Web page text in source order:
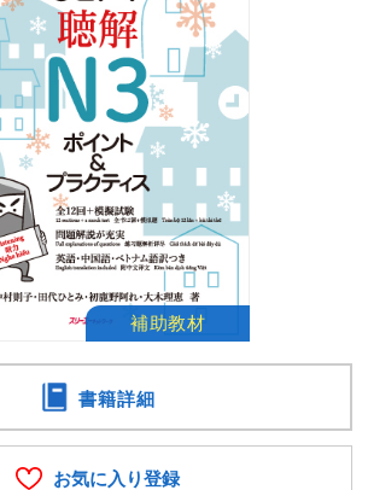
書籍詳細
お気に入り登録